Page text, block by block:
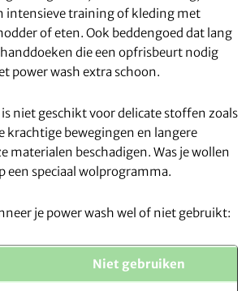
intensieve training of kleding met
of eten. Ook beddengoed dat lang
die een opfrisbeurt nodig
power wash extra schoon.
niet geschikt voor delicate stoffen zoals
krachtige bewegingen en langere
materialen beschadigen. Was je wollen
een speciaal wolprogramma.
je power wash wel of niet gebruikt:
Niet gebruiken